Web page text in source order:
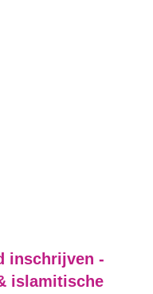
inschrijven -
islamitische